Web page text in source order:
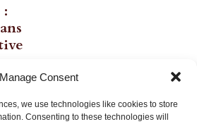
Manage Consent
we use technologies like cookies to store
Consenting to these technologies will